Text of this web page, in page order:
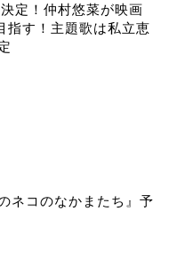
定！仲村悠菜が映画
指す！主題歌は私立恵
ネコのなかまたち』予